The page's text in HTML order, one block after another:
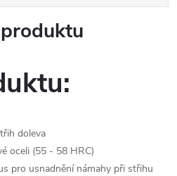
doleva
oceli (55 - 58 HRC)
pro usnadnění námahy při střihu